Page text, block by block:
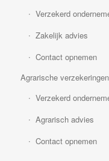
Verzekerd
Zakelijk advies
Contact opnemen
Agrarische verzekeringen
Verzekerd
Agrarisch advies
Contact opnemen